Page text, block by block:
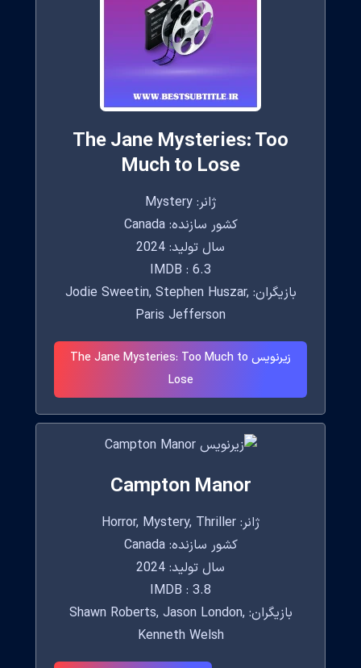
The Jane Mysteries: Too
Much to Lose
ژانر: Mystery
کشور سازنده: Canada
سال تولید: 2024
IMDB : 6.3
بازیگران: Jodie Sweetin, Stephen Huszar,
Paris Jefferson
زیرنویس The Jane Mysteries: Too Much to
Lose
Campton Manor
ژانر: Horror, Mystery, Thriller
کشور سازنده: Canada
سال تولید: 2024
IMDB : 3.8
بازیگران: Shawn Roberts, Jason London,
Kenneth Welsh